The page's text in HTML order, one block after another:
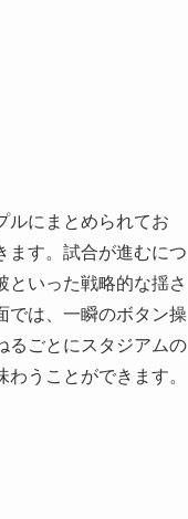
ルにまとめられてお
ます。試合が進むにつ
といった戦略的な揺さ
では、一瞬のボタン操
るごとにスタジアムの
うことができます。